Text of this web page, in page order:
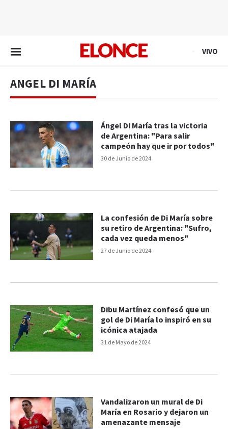
VIVO
ANGEL DI MARÍA
30 de Junio de 2024
Ángel Di María tras la victoria
de Argentina: "Para salir
campeón hay que ir por todos"
27 de Junio de 2024
La confesión de Di María sobre
su retiro de Argentina: "Sufro,
cada vez queda menos"
31 de Mayo de 2024
Dibu Martínez confesó que un
gol de Di María lo inspiró en su
icónica atajada
Vandalizaron un mural de Di
María en Rosario y dejaron un
amenazante mensaje